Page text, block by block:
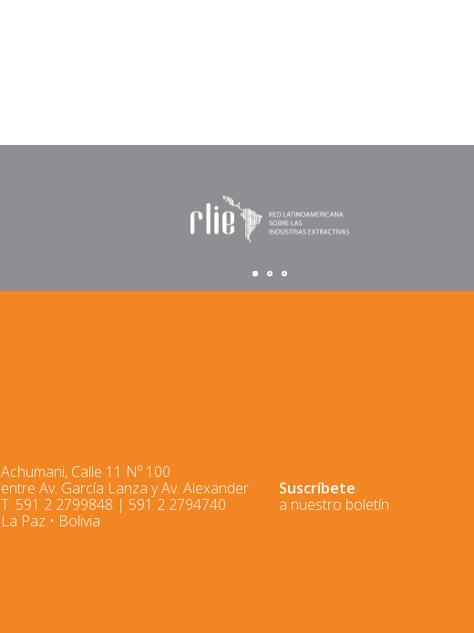
Achumani, Calle 11 Nº 100
entre Av. García Lanza y Av. Alexander
T: 591 2 2799848 | 591 2 2794740
La Paz • Bolivia
Suscríbete
a nuestro boletín